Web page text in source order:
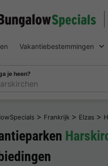
Vakantiebestemmingen
je heen?
> Frankrijk > Elzas >